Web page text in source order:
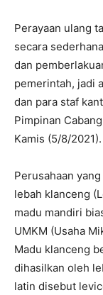
Perayaan ulang
secara
dan
pemerintah, jadi
dan para staf
Pimpinan
Kamis (5/8/2021).
Perusahaan
lebah klanceng
madu mandiri
UMKM (Usaha
Madu klanceng
dihasilkan oleh
latin disebut